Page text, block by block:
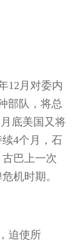
12 月对委内
部队，将总
月底美国又将
续4个月，石
巴上一次
机时期。
迫使所